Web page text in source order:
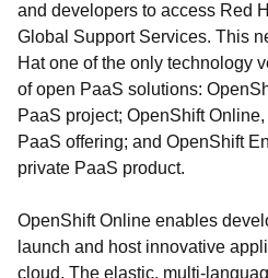
and developers to access Red
Global Support Services. This
Hat one of the only technology
of open PaaS solutions:
PaaS project; OpenShift
PaaS offering; and OpenShift
private PaaS product.
OpenShift Online enables
launch and host innovative
cloud. The elastic, multi-